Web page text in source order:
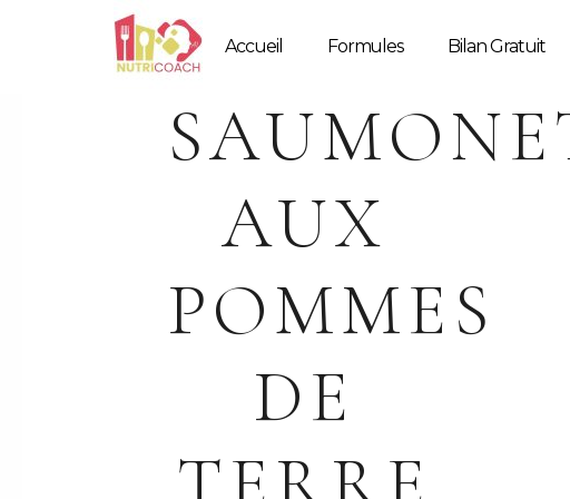
Accueil Formules Bilan Gratuit
AUX
POMMES
DE